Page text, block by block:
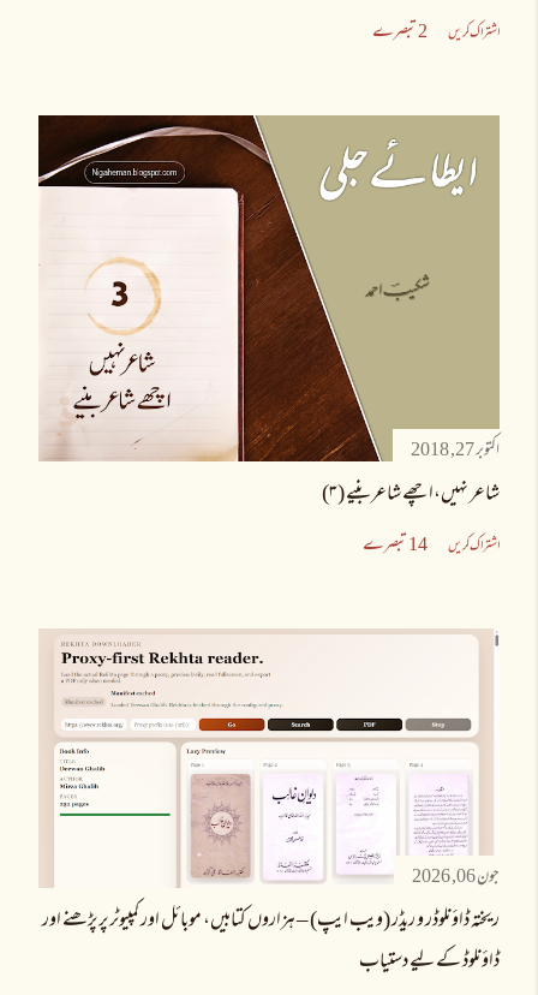
اشتراک کریں 2 تبصرے
اکتوبر 27, 2018
شاعر نہیں،اچھے شاعر بنیے (۳)
اشتراک کریں 14 تبصرے
جون 06, 2026
ریختہ ڈاؤنلوڈر و ریڈر (ویب ایپ) – ہزاروں کتابیں، موبائل اور کمپیوٹر پر پڑھنے اور
ڈاؤنلوڈ کے لیے دستیاب